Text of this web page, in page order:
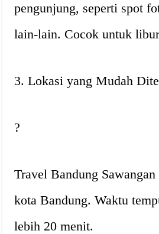
pengunjung, seperti spot
lain-lain. Cocok untuk
3. Lokasi yang Mudah
?️
Travel Bandung
kota Bandung. Waktu
lebih 20 menit.